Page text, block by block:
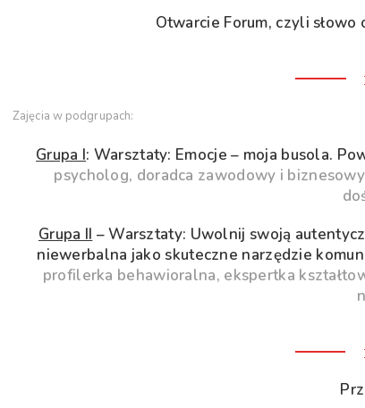
Otwarcie Forum, czyli
Zajęcia w podgrupach:
Grupa I: Warsztaty: Emocje – moja busola.
psycholog, doradca zawodowy i
Grupa II – Warsztaty: Uwolnij swoją
niewerbalna jako skuteczne narzędzie
profilerka behawioralna, ekspertka